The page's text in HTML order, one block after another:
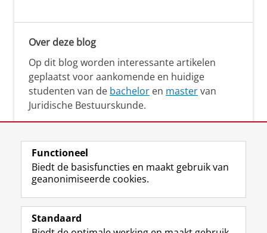
Over deze blog
Op dit blog worden interessante artikelen
geplaatst voor aankomende en huidige
studenten van de bachelor en mastervan
Juridische Bestuurskunde.
Volg de RUG
F
a
L
i
R
S
I
n
Y
o
Functioneel
Biedt de basisfuncties en maakt gebruik van
geanonimiseerde cookies.
Standaard